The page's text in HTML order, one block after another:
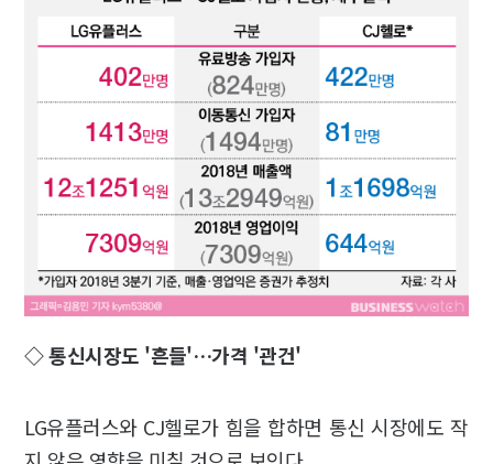
◇ 통신시장도 '흔들'…가격 '관건'
LG유플러스와 CJ헬로가 힘을 합하면 통신 시장에도 작